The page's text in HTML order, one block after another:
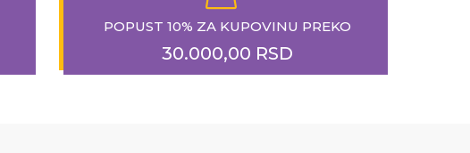
POPUST 10% ZA KUPOVINU PREKO
30.000,00 RSD